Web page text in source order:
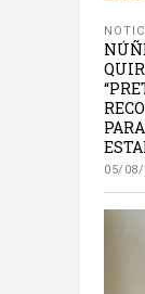
05/08/